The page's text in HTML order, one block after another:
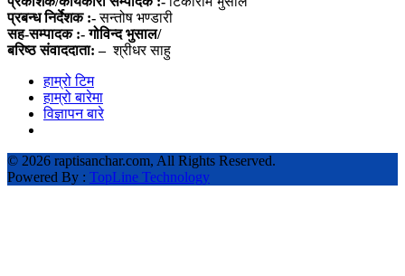
प्रबन्ध निर्देशक :-सन्तोष भण्डारी
सह-सम्पादक :- गोविन्द भुसाल/
बरिष्ठ संवाददाता: – श्रीधर साहु
हाम्रो टिम
हाम्रो बारेमा
विज्ञापन बारे
© 2026 raptisanchar.com, All Rights Reserved.
Powered By : TopLine Technology